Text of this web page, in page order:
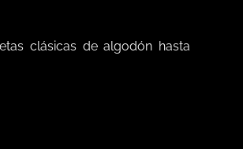
clásicas de algodón hasta